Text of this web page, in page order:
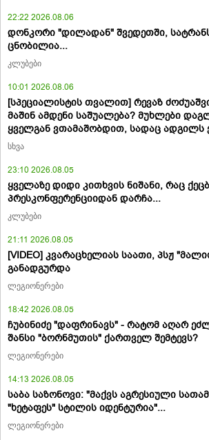
22:22 2026.08.06
დონკორი "დილადან" შვედეთში,
ცნობილია...
კლუბები
10:01 2026.08.06
[სპეციალისტის თვალით] რევაზ
მაშინ ამდენი საშუალება? მუხლები
ყველგან ვთამაშობდით, სადაც ადგილს
სხვა
23:10 2026.08.05
ყველაზე დიდი კითხვის ნიშანი, რაც
პრესკონფერენციიდან დარჩა...
კლუბები
21:11 2026.08.05
[VIDEO] კვარაცხელიას საათი, პსჟ
განადგურდა
ლეგიონერები
18:42 2026.08.05
ჩუბინიძე "დაფრინავს" - რატომ აღარ
შანსი "ბორნმუთის" ქართველ შემტევს?
ლეგიონერები
14:13 2026.08.05
საბა საზონოვი: "მაქვს აგრესიული
"ხეტაფეს" სტილის იდენტურია"...
ლეგიონერები